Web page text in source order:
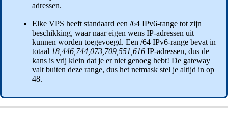
adressen.
Elke VPS heeft standaard een /64 IPv6-range tot zijn
beschikking, waar naar eigen wens IP-adressen uit
kunnen worden toegevoegd. Een /64 IPv6-range bevat in
totaal 18,446,744,073,709,551,616 IP-adressen, dus de
kans is vrij klein dat je er niet genoeg hebt! De gateway
valt buiten deze range, dus het netmask stel je altijd in op
48.